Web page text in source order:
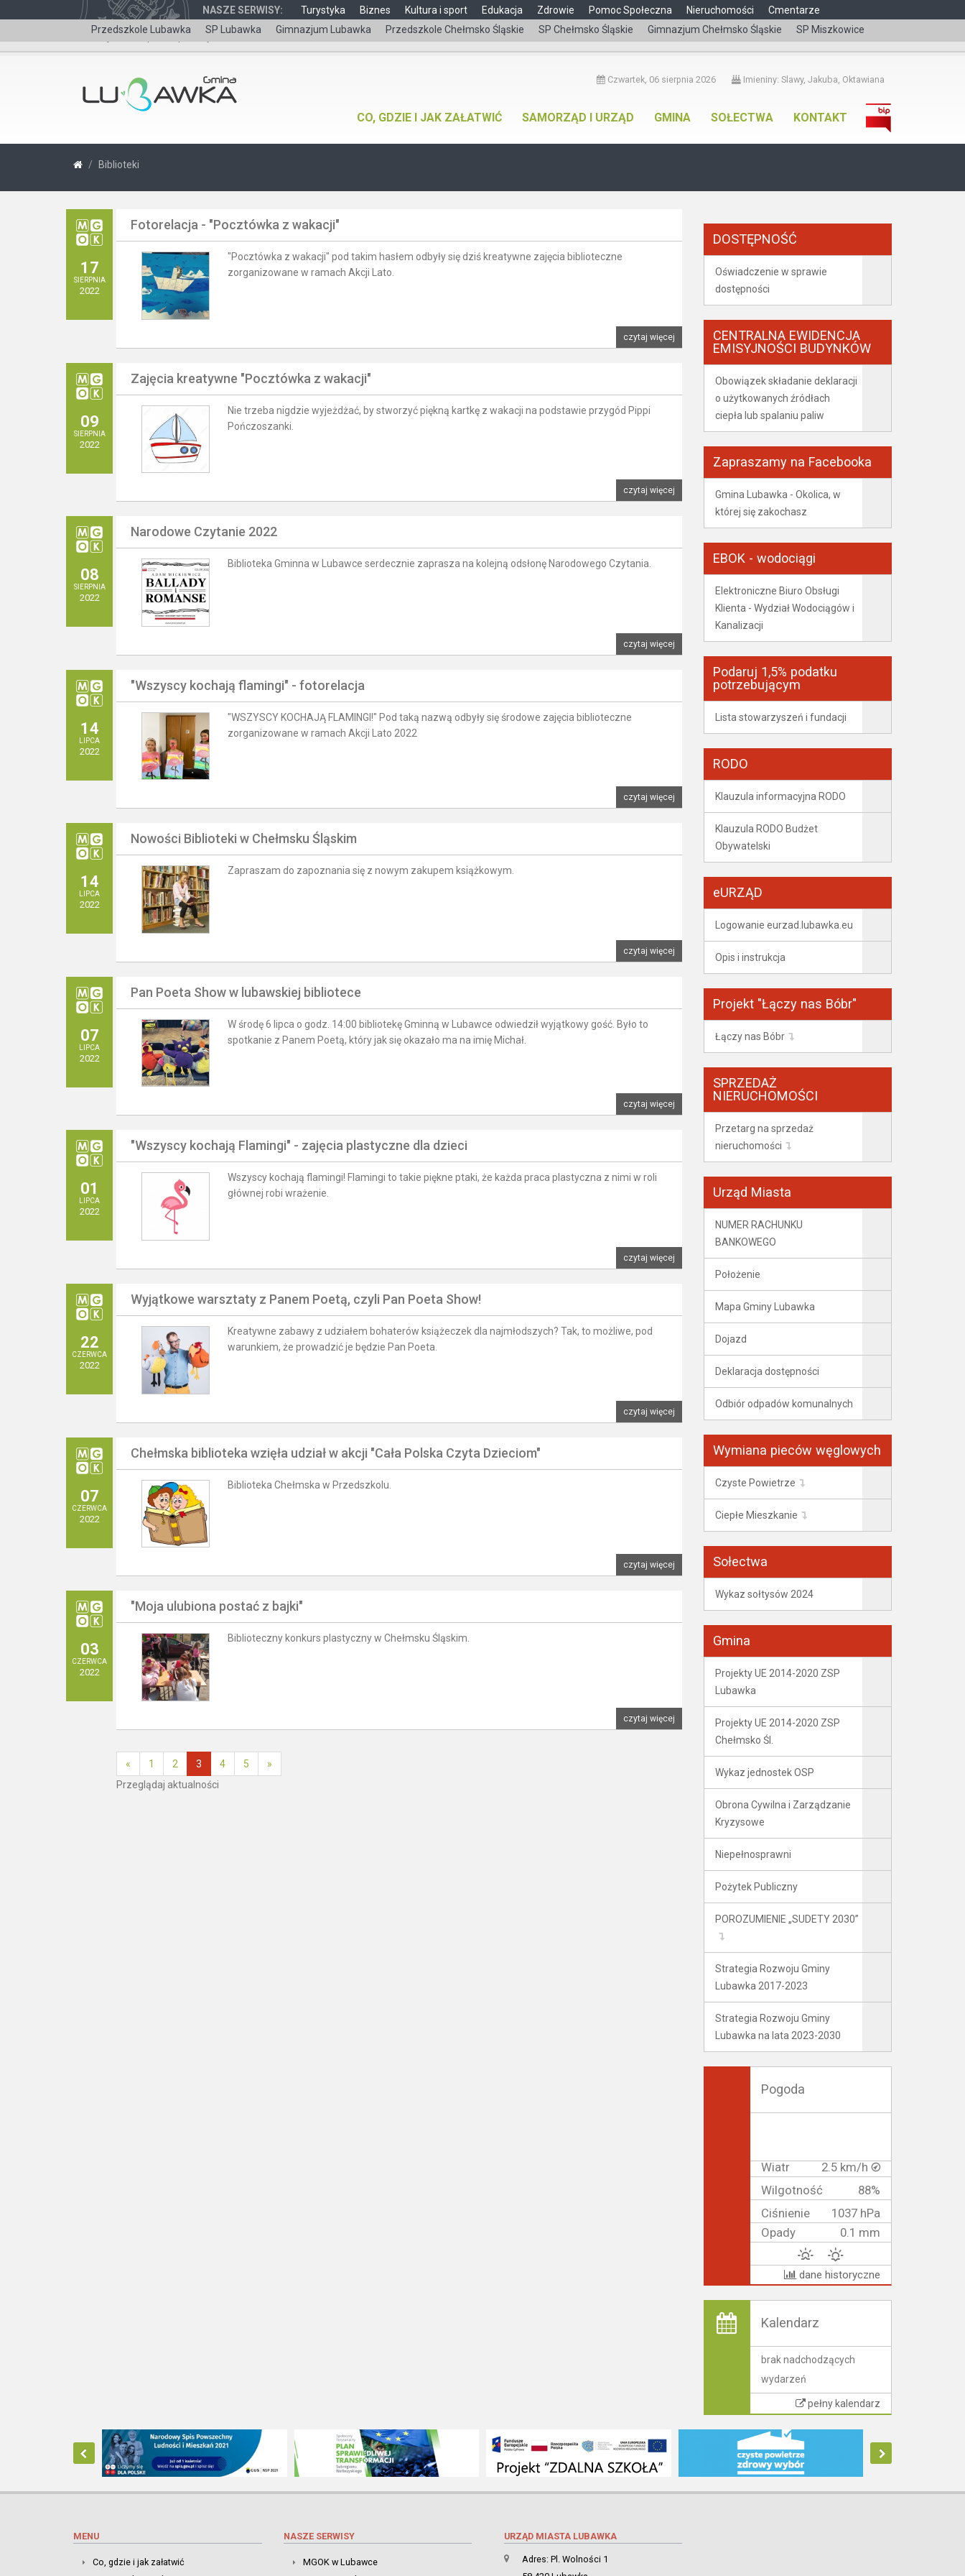
NASZE SERWISY: Turystyka Biznes Kultura i sport
Edukacja
Przedszkole Lubawka
SP Lubawka Gimnazjum Lubawka Przedszkole Chełmsko Śląskie SP Chełmsko Śląskie Gimnazjum Chełmsko Śląskie SP Miszkowice
Zdrowie Pomoc Społeczna Nieruchomości Cmentarze
Wersja dla niepełnosprawnych čeština
Czwartek, 06 sierpnia 2026 Imieniny: Slawy, Jakuba, Oktawiana
CO, GDZIE I JAK ZAŁATWIĆ SAMORZĄD I URZĄD GMINA SOŁECTWA KONTAKT
Biblioteki
17
SIERPNIA
2022
Fotorelacja - "Pocztówka z wakacji"
"Pocztówka z wakacji" pod takim hasłem odbyły się dziś kreatywne zajęcia biblioteczne
zorganizowane w ramach Akcji Lato.
czytaj więcej
09
SIERPNIA
2022
Zajęcia kreatywne "Pocztówka z wakacji"
Nie trzeba nigdzie wyjeżdżać, by stworzyć piękną kartkę z wakacji na podstawie przygód Pippi
Pończoszanki.
czytaj więcej
08
SIERPNIA
2022
Narodowe Czytanie 2022
Biblioteka Gminna w Lubawce serdecznie zaprasza na kolejną odsłonę Narodowego Czytania.
czytaj więcej
14
LIPCA
2022
"Wszyscy kochają flamingi" - fotorelacja
"WSZYSCY KOCHAJĄ FLAMINGI!" Pod taką nazwą odbyły się środowe zajęcia biblioteczne
zorganizowane w ramach Akcji Lato 2022
czytaj więcej
14
LIPCA
2022
Nowości Biblioteki w Chełmsku Śląskim
Zapraszam do zapoznania się z nowym zakupem książkowym.
czytaj więcej
07
LIPCA
2022
Pan Poeta Show w lubawskiej bibliotece
W środę 6 lipca o godz. 14:00 bibliotekę Gminną w Lubawce odwiedził wyjątkowy gość. Było to
spotkanie z Panem Poetą, który jak się okazało ma na imię Michał.
czytaj więcej
01
LIPCA
2022
"Wszyscy kochają Flamingi" - zajęcia plastyczne dla dzieci
Wszyscy kochają flamingi! Flamingi to takie piękne ptaki, że każda praca plastyczna z nimi w roli
głównej robi wrażenie.
czytaj więcej
22
CZERWCA
2022
Wyjątkowe warsztaty z Panem Poetą, czyli Pan Poeta Show!
Kreatywne zabawy z udziałem bohaterów książeczek dla najmłodszych? Tak, to możliwe, pod
warunkiem, że prowadzić je będzie Pan Poeta.
czytaj więcej
07
CZERWCA
2022
Chełmska biblioteka wzięła udział w akcji "Cała Polska Czyta Dzieciom"
Biblioteka Chełmska w Przedszkolu.
czytaj więcej
03
CZERWCA
2022
"Moja ulubiona postać z bajki"
Biblioteczny konkurs plastyczny w Chełmsku Śląskim.
czytaj więcej
« 1 2 3 4 5
»
Przeglądaj aktualności
DOSTĘPNOŚĆ
Oświadczenie w sprawie
dostępności
CENTRALNA EWIDENCJA
EMISYJNOŚCI BUDYNKÓW
Obowiązek składanie deklaracji
o użytkowanych źródłach
ciepła lub spalaniu paliw
Zapraszamy na Facebooka
Gmina Lubawka - Okolica, w
której się zakochasz
EBOK - wodociągi
Elektroniczne Biuro Obsługi
Klienta - Wydział Wodociągów i
Kanalizacji
Podaruj 1,5% podatku
potrzebującym
Lista stowarzyszeń i fundacji
RODO
Klauzula informacyjna RODO
Klauzula RODO Budżet
Obywatelski
eURZĄD
Logowanie eurzad.lubawka.eu
Opis i instrukcja
Projekt "Łączy nas Bóbr"
Łączy nas Bóbr
SPRZEDAŻ
NIERUCHOMOŚCI
Przetarg na sprzedaż
nieruchomości
Urząd Miasta
NUMER RACHUNKU
BANKOWEGO
Położenie
Mapa Gminy Lubawka
Dojazd
Deklaracja dostępności
Odbiór odpadów komunalnych
Wymiana pieców węglowych
Czyste Powietrze
Ciepłe Mieszkanie
Sołectwa
Wykaz sołtysów 2024
Gmina
Projekty UE 2014-2020 ZSP
Lubawka
Projekty UE 2014-2020 ZSP
Chełmsko Śl.
Wykaz jednostek OSP
Obrona Cywilna i Zarządzanie
Kryzysowe
Niepełnosprawni
Pożytek Publiczny
POROZUMIENIE „SUDETY 2030”
Strategia Rozwoju Gminy
Lubawka 2017-2023
Strategia Rozwoju Gminy
Lubawka na lata 2023-2030
Pogoda
Wiatr
2.5 km/h
Wilgotność
88%
Ciśnienie
1037 hPa
Opady
0.1 mm
dane historyczne
Kalendarz
brak nadchodzących
wydarzeń
pełny kalendarz
MENU
Co, gdzie i jak załatwić
NASZE SERWISY
MGOK w Lubawce
URZĄD MIASTA LUBAWKA
Adres: Pl. Wolności 1